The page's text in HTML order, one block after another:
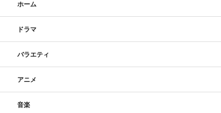
ホーム
ドラマ
バラエティ
アニメ
音楽